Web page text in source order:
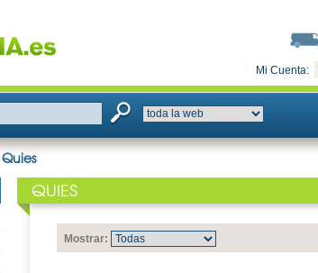
Mi Cuenta:
Quies
QUIES
Mostrar: